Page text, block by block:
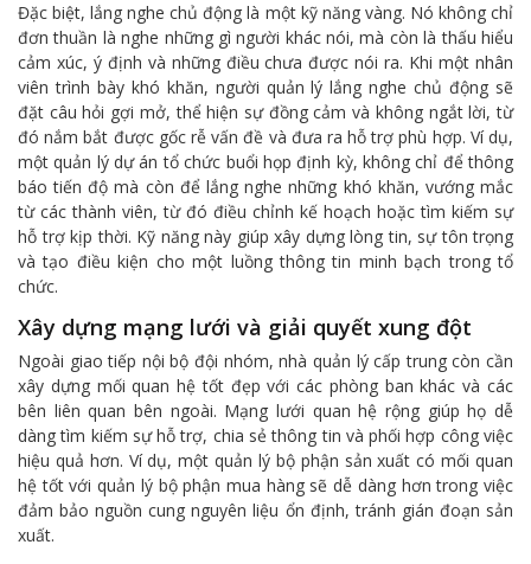
Đặc biệt, lắng nghe chủ động là một kỹ năng vàng. Nó không chỉ
đơn thuần là nghe những gì người khác nói, mà còn là thấu hiểu
cảm xúc, ý định và những điều chưa được nói ra. Khi một nhân
viên trình bày khó khăn, người quản lý lắng nghe chủ động sẽ
đặt câu hỏi gợi mở, thể hiện sự đồng cảm và không ngắt lời, từ
đó nắm bắt được gốc rễ vấn đề và đưa ra hỗ trợ phù hợp. Ví dụ,
một quản lý dự án tổ chức buổi họp định kỳ, không chỉ để thông
báo tiến độ mà còn để lắng nghe những khó khăn, vướng mắc
từ các thành viên, từ đó điều chỉnh kế hoạch hoặc tìm kiếm sự
hỗ trợ kịp thời. Kỹ năng này giúp xây dựng lòng tin, sự tôn trọng
và tạo điều kiện cho một luồng thông tin minh bạch trong tổ
chức.
Xây dựng mạng lưới và giải quyết xung đột
Ngoài giao tiếp nội bộ đội nhóm, nhà quản lý cấp trung còn cần
xây dựng mối quan hệ tốt đẹp với các phòng ban khác và các
bên liên quan bên ngoài. Mạng lưới quan hệ rộng giúp họ dễ
dàng tìm kiếm sự hỗ trợ, chia sẻ thông tin và phối hợp công việc
hiệu quả hơn. Ví dụ, một quản lý bộ phận sản xuất có mối quan
hệ tốt với quản lý bộ phận mua hàng sẽ dễ dàng hơn trong việc
đảm bảo nguồn cung nguyên liệu ổn định, tránh gián đoạn sản
xuất.